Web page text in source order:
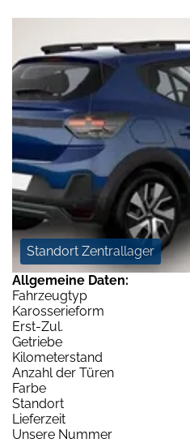
Standort Zentrallager
Allgemeine Daten:
Fahrzeugtyp
Karosserieform
Erst-Zul.
Getriebe
Kilometerstand
Anzahl der Türen
Farbe
Standort
Lieferzeit
Unsere Nummer